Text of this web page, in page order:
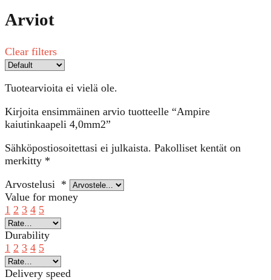
Arviot
Clear filters
Tuotearvioita ei vielä ole.
Kirjoita ensimmäinen arvio tuotteelle “Ampire
kaiutinkaapeli 4,0mm2”
Sähköpostiosoitettasi ei julkaista. Pakolliset kentät on
merkitty *
Arvostelusi *
Value for money
1 2 3 4 5
Durability
1 2 3 4 5
Delivery speed